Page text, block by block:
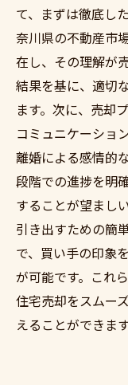
て、まずは徹底し
奈川県の不動産市
在し、その理解が
結果を基に、適切
ます。次に、売却
コミュニケーショ
離婚による感情的
段階での進捗を明
することが望まし
引き出すための簡
で、買い手の印象
が可能です。これ
住宅売却をスムー
えることができます